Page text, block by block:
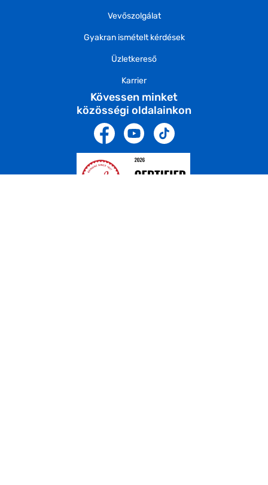
Vevőszolgálat
Gyakran ismételt kérdések
Üzletkereső
Karrier
Kövessen minket
közösségi oldalainkon